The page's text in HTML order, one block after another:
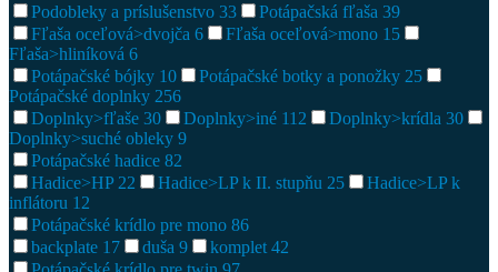
Podobleky a príslušenstvo 33 Potápačská fľaša 39
Fľaša oceľová>dvojča 6 Fľaša oceľová>mono 15
Fľaša>hliníková 6
Potápačské bójky 10 Potápačské botky a ponožky 25
Potápačské doplnky 256
Doplnky>fľaše 30 Doplnky>iné 112 Doplnky>krídla 30
Doplnky>suché obleky 9
Potápačské hadice 82
Hadice>HP 22 Hadice>LP k II. stupňu 25
Hadice>LP k
inflátoru 12
Potápačské krídlo pre mono 86
backplate 17 duša 9 komplet 42